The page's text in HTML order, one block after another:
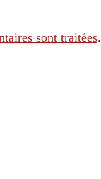
sont traitées.